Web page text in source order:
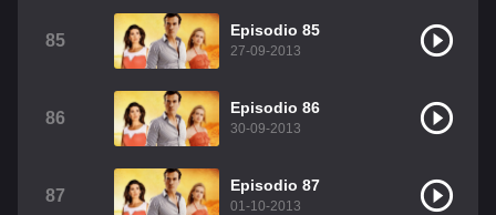
85
Episodio 85
27-09-2013
86
Episodio 86
30-09-2013
87
Episodio 87
01-10-2013